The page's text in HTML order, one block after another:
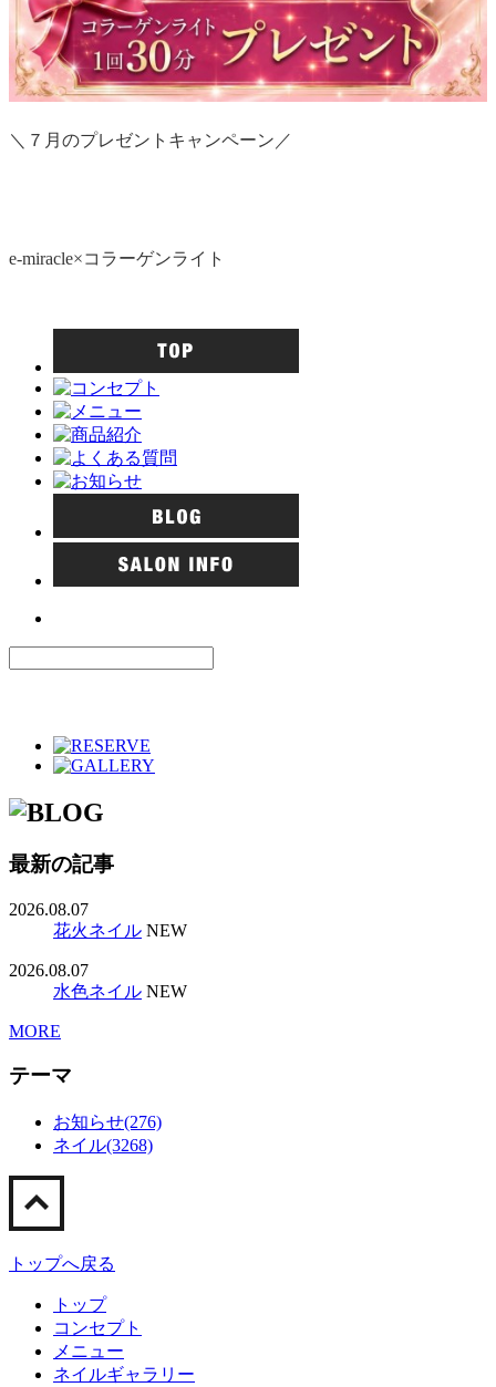
＼７月のプレゼントキャンペーン／
e-miracle×コラーゲンライト
最新の記事
2026.08.07
花火ネイル NEW
2026.08.07
水色ネイル NEW
MORE
テーマ
お知らせ(276)
ネイル(3268)
トップへ戻る
トップ
コンセプト
メニュー
ネイルギャラリー